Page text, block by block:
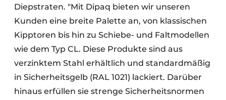
Diepstraten. "Mit Dipaq bieten wir unseren
Kunden eine breite Palette an, von klassischen
Kipptoren bis hin zu Schiebe- und Faltmodellen
wie dem Typ CL. Diese Produkte sind aus
verzinktem Stahl erhältlich und standardmäßig
in Sicherheitsgelb (RAL 1021) lackiert. Darüber
hinaus erfüllen sie strenge Sicherheitsnormen